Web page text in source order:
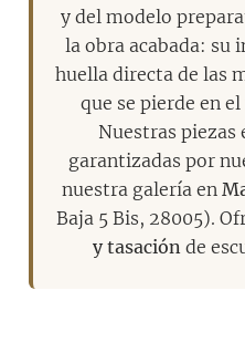
y del modelo
la obra acabada: su
huella directa de las
que se pierde en
Nuestras piezas
garantizadas por
nuestra galería en
Baja 5 Bis, 28005).
y tasación de